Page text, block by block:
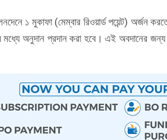
১ মুকাফা (মেম্বার রিওয়ার্ড পয়েন্ট) অর্জন
মধ্যে অনুদান প্রদান করা হবে। এই অবদানের জন্য